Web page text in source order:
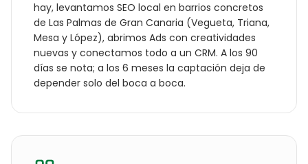
hay, levantamos SEO local en barrios concretos
de Las Palmas de Gran Canaria (Vegueta, Triana,
Mesa y López), abrimos Ads con creatividades
nuevas y conectamos todo a un CRM. A los 90
días se nota; a los 6 meses la captación deja de
depender solo del boca a boca.